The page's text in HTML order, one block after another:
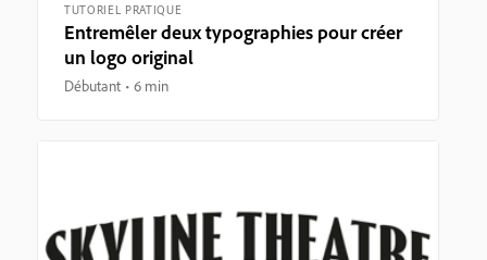
TUTORIEL PRATIQUE
Entremêler deux typographies pour créer
un logo original
Débutant 6 min